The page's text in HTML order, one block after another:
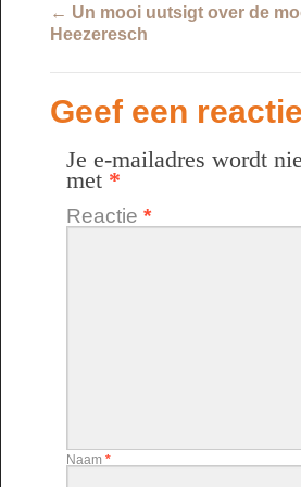
← Un mooi uutsigt over de
Heezeresch
Geef een reactie
Je e-mailadres wordt
met *
Reactie *
Naam *